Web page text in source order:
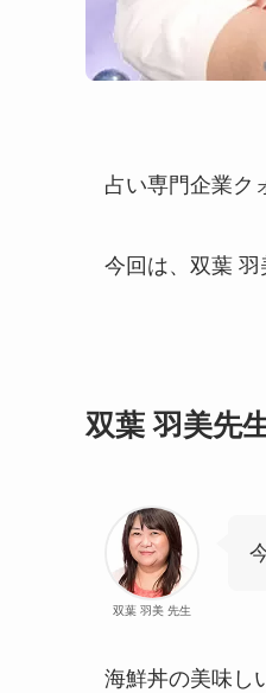
占い専門企業ク
今回は、双葉 羽
双葉 羽美先
双葉 羽美 先生
海鮮丼の美味し